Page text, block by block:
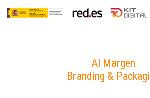
Al Margen
Branding &